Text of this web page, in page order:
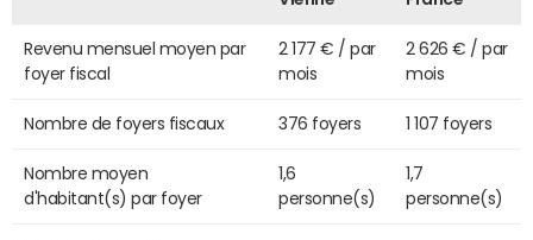
Revenu mensuel moyen par
foyer fiscal
2 177 € / par
mois
2 626 € / par
mois
Nombre de foyers fiscaux 376 foyers 1 107 foyers
Nombre moyen
d'habitant(s) par foyer
1,6
personne(s)
1,7
personne(s)